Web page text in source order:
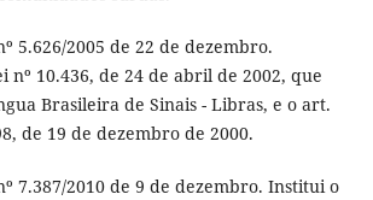
5.626/2005 de 22 de dezembro.
nº 10.436, de 24 de abril de 2002, que
Brasileira de Sinais - Libras, e o art.
de 19 de dezembro de 2000.
7.387/2010 de 9 de dezembro. Institui o